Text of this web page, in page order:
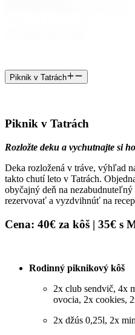
Piknik v Tatrách
Piknik v Tatrách
Rozložte deku a vychutnajte si
Deka rozložená v tráve, výhľad
takto chutí leto v Tatrách.
obyčajný deň na nezabudnuteľný
rezervovať a vyzdvihnúť na
Cena: 40€ za kôš | 35€ s
Rodinný piknikový kôš
2x club sendvič, 4x
ovocia, 2x cookies,
2x džús 0,25l, 2x